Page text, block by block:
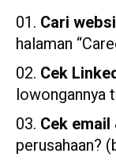
Cari
halaman
Cek
lowongannya
Cek
perusahaan?